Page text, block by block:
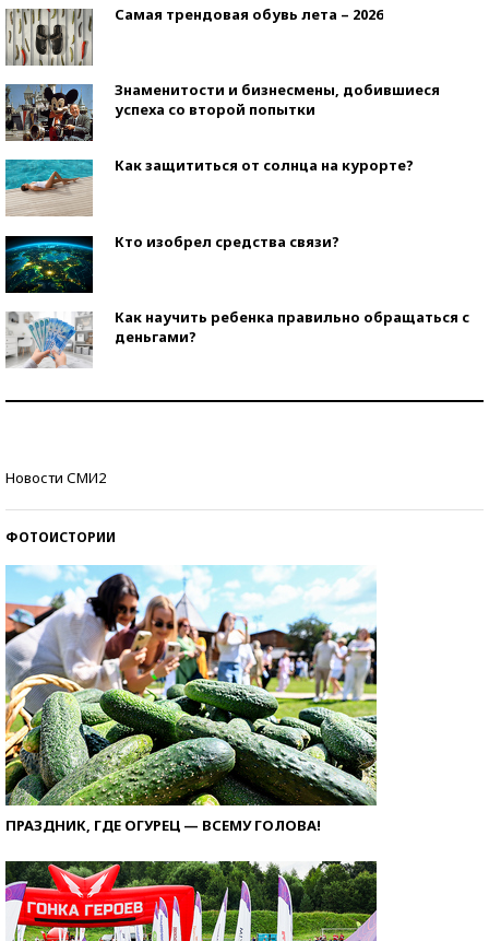
Самая трендовая обувь лета – 2026
Знаменитости и бизнесмены, добившиеся
успеха со второй попытки
Как защититься от солнца на курорте?
Кто изобрел средства связи?
Как научить ребенка правильно обращаться с
деньгами?
Новости СМИ2
ФОТОИСТОРИИ
ПРАЗДНИК, ГДЕ ОГУРЕЦ — ВСЕМУ ГОЛОВА!